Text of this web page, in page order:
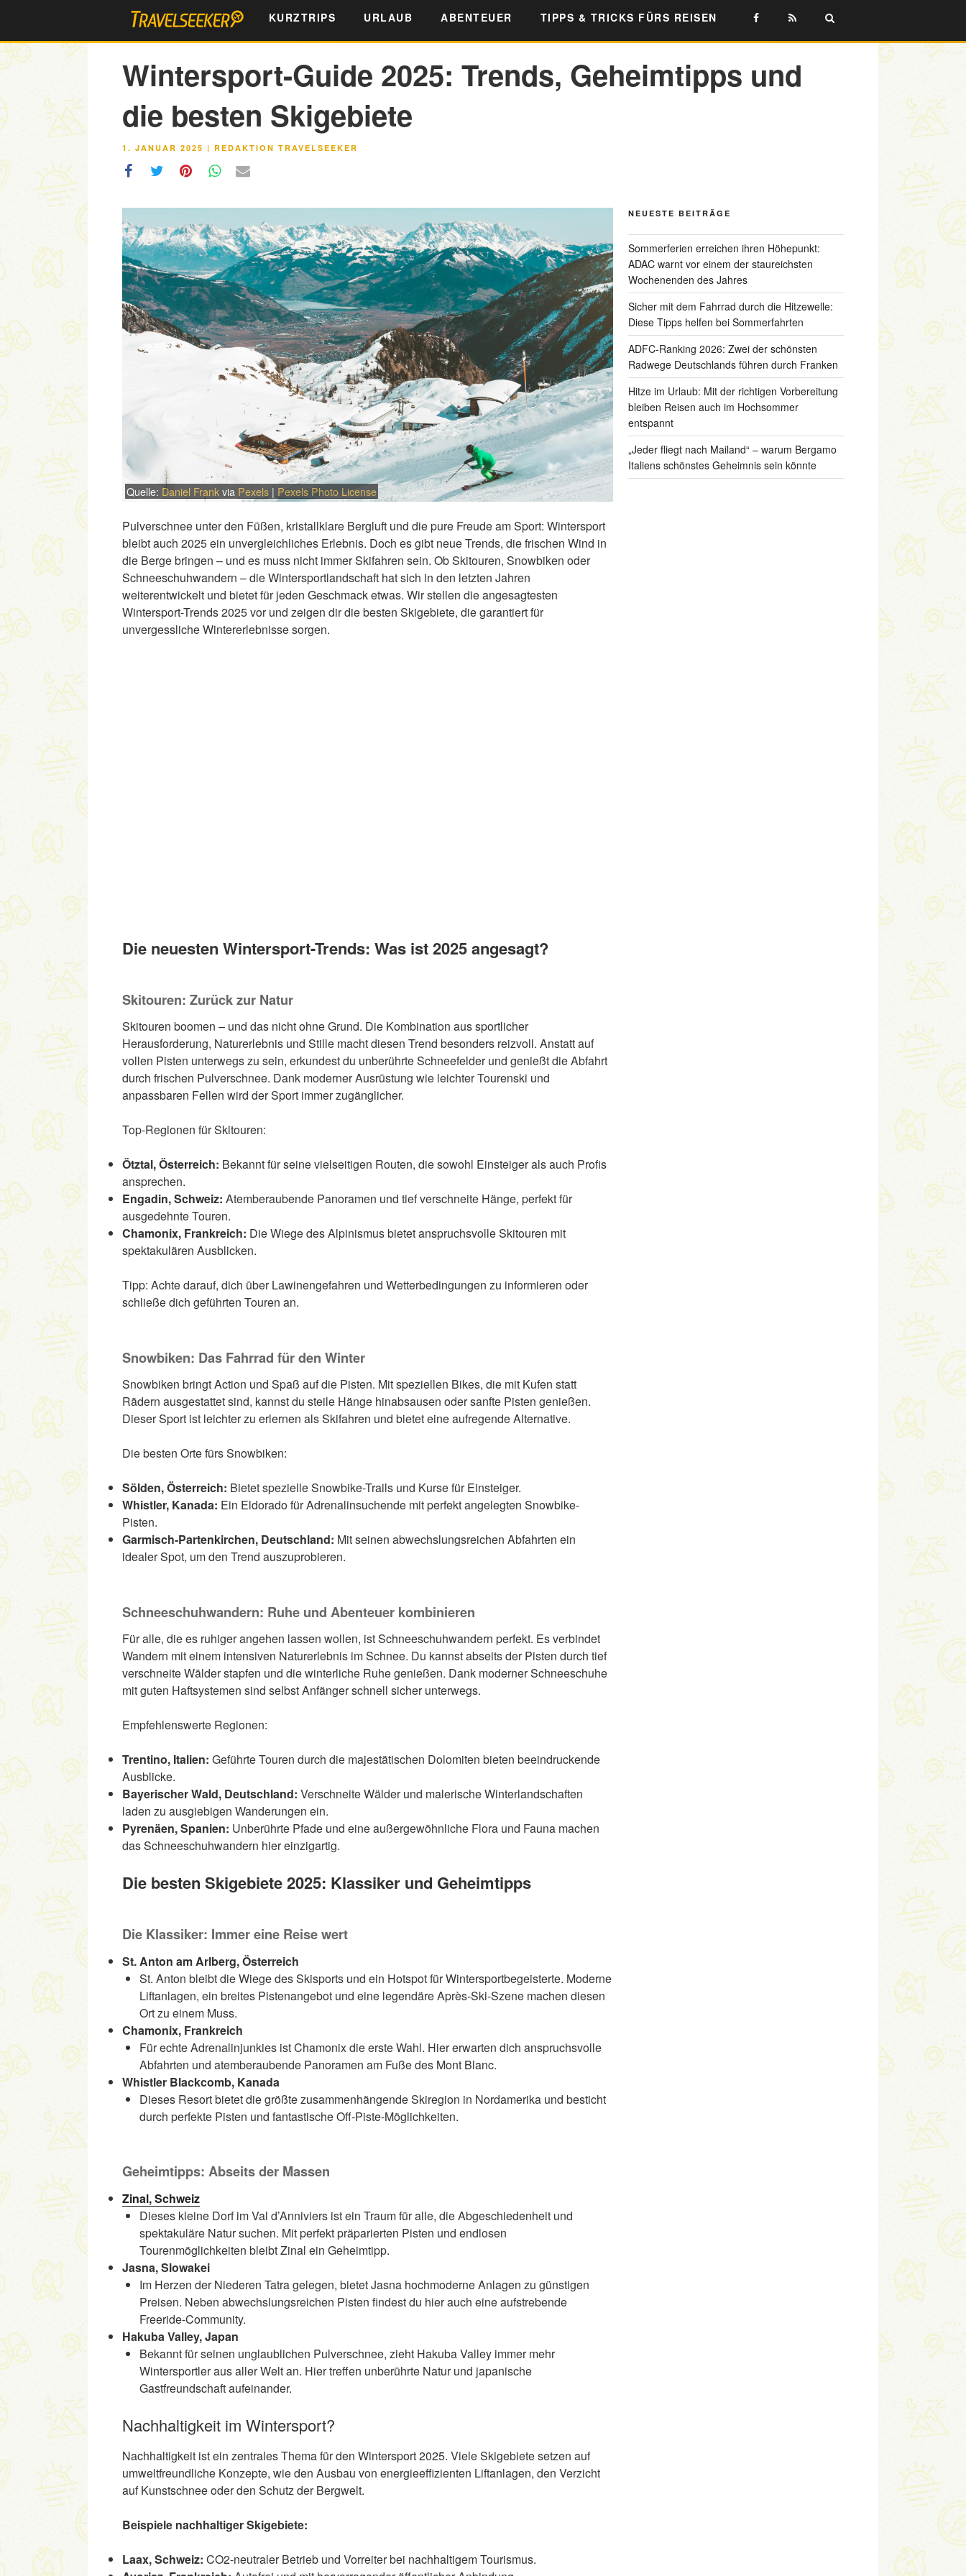
springen
KURZTRIPS URLAUB ABENTEUER TIPPS & TRICKS FÜRS REISEN
Wintersport-Guide 2025: Trends, Geheimtipps und
die besten Skigebiete
VERÖFFENTLICHT
1. JANUAR 2025 | REDAKTION TRAVELSEEKER
Quelle: Daniel Frankvia Pexels | Pexels Photo License
Pulverschnee unter den Füßen, kristallklare Bergluft und die pure Freude am Sport: Wintersport
bleibt auch 2025 ein unvergleichliches Erlebnis. Doch es gibt neue Trends, die frischen Wind in
die Berge bringen – und es muss nicht immer Skifahren sein. Ob Skitouren, Snowbiken oder
Schneeschuhwandern – die Wintersportlandschaft hat sich in den letzten Jahren
weiterentwickelt und bietet für jeden Geschmack etwas. Wir stellen die angesagtesten
Wintersport-Trends 2025 vor und zeigen dir die besten Skigebiete, die garantiert für
unvergessliche Wintererlebnisse sorgen.
Die neuesten Wintersport-Trends: Was ist 2025 angesagt?
Skitouren: Zurück zur Natur
Skitouren boomen – und das nicht ohne Grund. Die Kombination aus sportlicher
Herausforderung, Naturerlebnis und Stille macht diesen Trend besonders reizvoll. Anstatt auf
vollen Pisten unterwegs zu sein, erkundest du unberührte Schneefelder und genießt die Abfahrt
durch frischen Pulverschnee. Dank moderner Ausrüstung wie leichter Tourenski und
anpassbaren Fellen wird der Sport immer zugänglicher.
Top-Regionen für Skitouren:
Ötztal, Österreich: Bekannt für seine vielseitigen Routen, die sowohl Einsteiger als auch Profis
ansprechen.
Engadin, Schweiz: Atemberaubende Panoramen und tief verschneite Hänge, perfekt für
ausgedehnte Touren.
Chamonix, Frankreich: Die Wiege des Alpinismus bietet anspruchsvolle Skitouren mit
spektakulären Ausblicken.
Tipp: Achte darauf, dich über Lawinengefahren und Wetterbedingungen zu informieren oder
schließe dich geführten Touren an.
Snowbiken: Das Fahrrad für den Winter
Snowbiken bringt Action und Spaß auf die Pisten. Mit speziellen Bikes, die mit Kufen statt
Rädern ausgestattet sind, kannst du steile Hänge hinabsausen oder sanfte Pisten genießen.
Dieser Sport ist leichter zu erlernen als Skifahren und bietet eine aufregende Alternative.
Die besten Orte fürs Snowbiken:
Sölden, Österreich: Bietet spezielle Snowbike-Trails und Kurse für Einsteiger.
Whistler, Kanada: Ein Eldorado für Adrenalinsuchende mit perfekt angelegten Snowbike-
Pisten.
Garmisch-Partenkirchen, Deutschland: Mit seinen abwechslungsreichen Abfahrten ein
idealer Spot, um den Trend auszuprobieren.
Schneeschuhwandern: Ruhe und Abenteuer kombinieren
Für alle, die es ruhiger angehen lassen wollen, ist Schneeschuhwandern perfekt. Es verbindet
Wandern mit einem intensiven Naturerlebnis im Schnee. Du kannst abseits der Pisten durch tief
verschneite Wälder stapfen und die winterliche Ruhe genießen. Dank moderner Schneeschuhe
mit guten Haftsystemen sind selbst Anfänger schnell sicher unterwegs.
Empfehlenswerte Regionen:
Trentino, Italien: Geführte Touren durch die majestätischen Dolomiten bieten beeindruckende
Ausblicke.
Bayerischer Wald, Deutschland: Verschneite Wälder und malerische Winterlandschaften
laden zu ausgiebigen Wanderungen ein.
Pyrenäen, Spanien: Unberührte Pfade und eine außergewöhnliche Flora und Fauna machen
das Schneeschuhwandern hier einzigartig.
Die besten Skigebiete 2025: Klassiker und Geheimtipps
Die Klassiker: Immer eine Reise wert
St. Anton am Arlberg, Österreich
St. Anton bleibt die Wiege des Skisports und ein Hotspot für Wintersportbegeisterte. Moderne
Liftanlagen, ein breites Pistenangebot und eine legendäre Après-Ski-Szene machen diesen
Ort zu einem Muss.
Chamonix, Frankreich
Für echte Adrenalinjunkies ist Chamonix die erste Wahl. Hier erwarten dich anspruchsvolle
Abfahrten und atemberaubende Panoramen am Fuße des Mont Blanc.
Whistler Blackcomb, Kanada
Dieses Resort bietet die größte zusammenhängende Skiregion in Nordamerika und besticht
durch perfekte Pisten und fantastische Off-Piste-Möglichkeiten.
Geheimtipps: Abseits der Massen
Zinal, Schweiz
Dieses kleine Dorf im Val d’Anniviers ist ein Traum für alle, die Abgeschiedenheit und
spektakuläre Natur suchen. Mit perfekt präparierten Pisten und endlosen
Tourenmöglichkeiten bleibt Zinal ein Geheimtipp.
Jasna, Slowakei
Im Herzen der Niederen Tatra gelegen, bietet Jasna hochmoderne Anlagen zu günstigen
Preisen. Neben abwechslungsreichen Pisten findest du hier auch eine aufstrebende
Freeride-Community.
Hakuba Valley, Japan
Bekannt für seinen unglaublichen Pulverschnee, zieht Hakuba Valley immer mehr
Wintersportler aus aller Welt an. Hier treffen unberührte Natur und japanische
Gastfreundschaft aufeinander.
Nachhaltigkeit im Wintersport?
Nachhaltigkeit ist ein zentrales Thema für den Wintersport 2025. Viele Skigebiete setzen auf
umweltfreundliche Konzepte, wie den Ausbau von energieeffizienten Liftanlagen, den Verzicht
auf Kunstschnee oder den Schutz der Bergwelt.
Beispiele nachhaltiger Skigebiete:
Laax, Schweiz: CO2-neutraler Betrieb und Vorreiter bei nachhaltigem Tourismus.
NEUESTE BEITRÄGE
Sommerferien erreichen ihren Höhepunkt:
ADAC warnt vor einem der staureichsten
Wochenenden des Jahres
Sicher mit dem Fahrrad durch die Hitzewelle:
Diese Tipps helfen bei Sommerfahrten
ADFC-Ranking 2026: Zwei der schönsten
Radwege Deutschlands führen durch Franken
Hitze im Urlaub: Mit der richtigen Vorbereitung
bleiben Reisen auch im Hochsommer
entspannt
„Jeder fliegt nach Mailand“ – warum Bergamo
Italiens schönstes Geheimnis sein könnte